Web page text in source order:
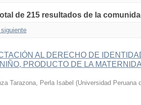
de 215 resultados de la
siguiente
AL DERECHO DE
PRODUCTO DE LA
Tarazona, Perla Isabel (Universidad Peruana